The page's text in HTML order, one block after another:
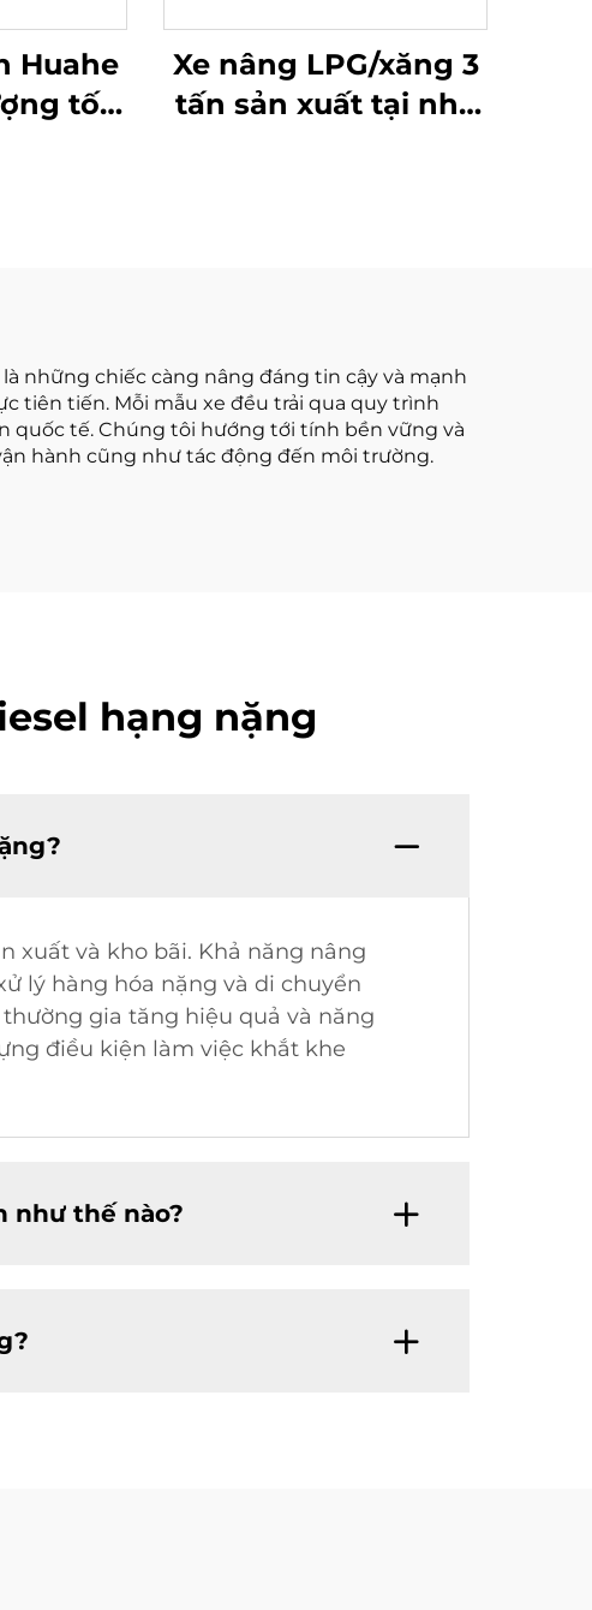
Huahe
tốt,
Xe nâng LPG/xăng 3
tấn sản xuất tại nhà
những chiếc càng nâng đáng tin cậy và mạnh
tiên tiến. Mỗi mẫu xe đều trải qua quy trình
quốc tế. Chúng tôi hướng tới tính bền vững và
hành cũng như tác động đến môi trường.
hạng nặng
xuất và kho bãi. Khả năng nâng
lý hàng hóa nặng và di chuyển
gia tăng hiệu quả và năng
điều kiện làm việc khắt khe
như thế nào?